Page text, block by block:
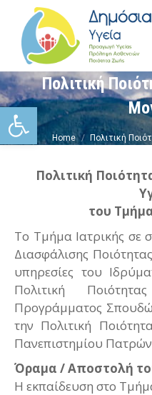
Ανοίξτε τη
Πολιτική
You are here:
Home Πολιτική
Πολιτική
του
Το Τμήμα Ιατρικής σε
Διασφάλισης
υπηρεσίες του
Πολιτική
Προγράμματος
την Πολιτική
Πανεπιστημίου
Όραμα / Αποστολή
Η εκπαίδευση στο